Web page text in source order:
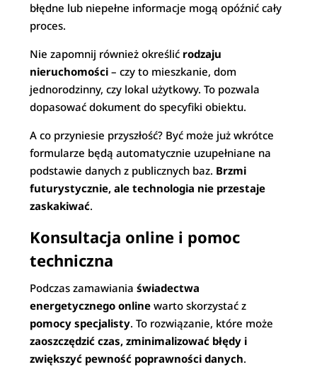
błędne lub niepełne informacje mogą opóźnić cały
proces.
Nie zapomnij również określić rodzaju
nieruchomości – czy to mieszkanie, dom
jednorodzinny, czy lokal użytkowy. To pozwala
dopasować dokument do specyfiki obiektu.
A co przyniesie przyszłość? Być może już wkrótce
formularze będą automatycznie uzupełniane na
podstawie danych z publicznych baz. Brzmi
futurystycznie, ale technologia nie przestaje
zaskakiwać.
Konsultacja online i pomoc
techniczna
Podczas zamawianiaświadectwa
energetycznego online warto skorzystać z
pomocy specjalisty. To rozwiązanie, które może
zaoszczędzić czas, zminimalizować błędy i
zwiększyć pewność poprawności danych.